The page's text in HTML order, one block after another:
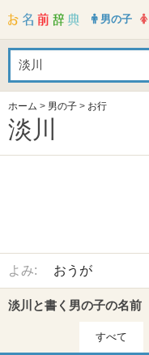
男の子
ホーム > 男の子 > お行
淡川
よみ: おうが
淡川と書く男の子の名前
すべて